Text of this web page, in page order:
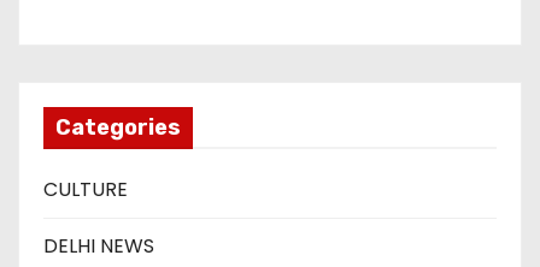
Categories
CULTURE
DELHI NEWS